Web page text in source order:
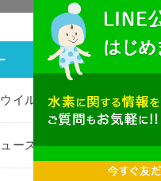
イルス関連
ース